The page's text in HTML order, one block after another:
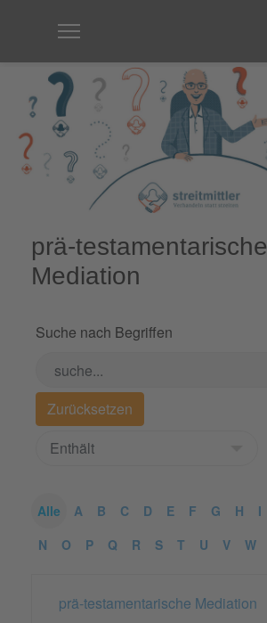
prä-testamentarische
Mediation
Suche nach Begriffen
Alle A B C D E F G H I
N
O P Q R S T U V W
prä-testamentarische Mediation